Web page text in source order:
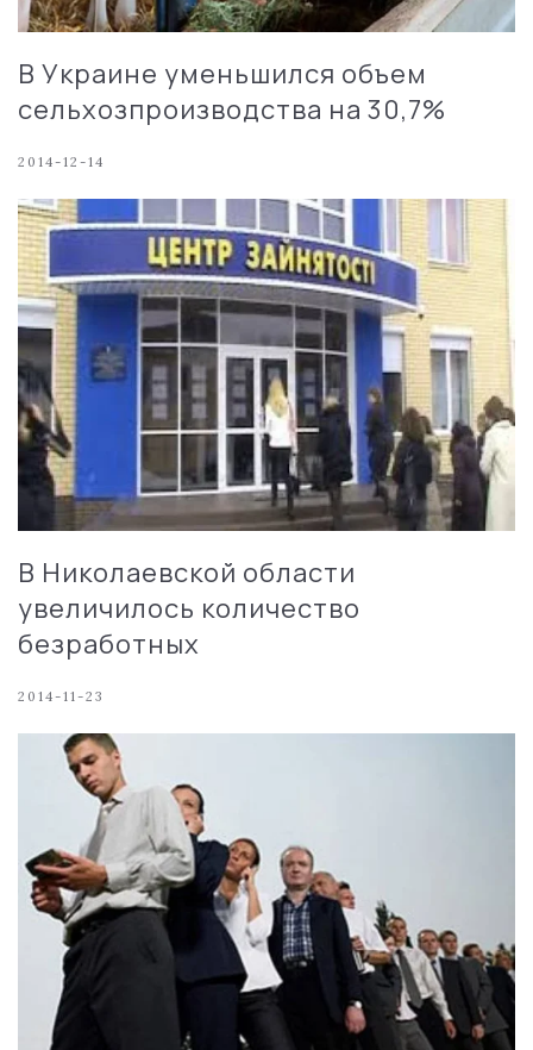
В Украине уменьшился объем
сельхозпроизводства на 30,7%
2014-12-14
В Николаевской области
увеличилось количество
безработных
2014-11-23